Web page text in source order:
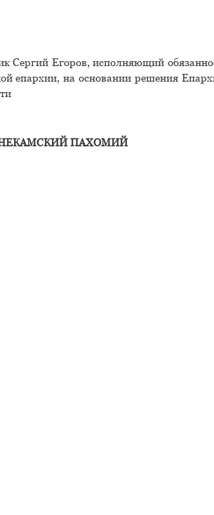
Сергий Егоров, исполняющий
епархии, на основании решения
ПАХОМИЙ